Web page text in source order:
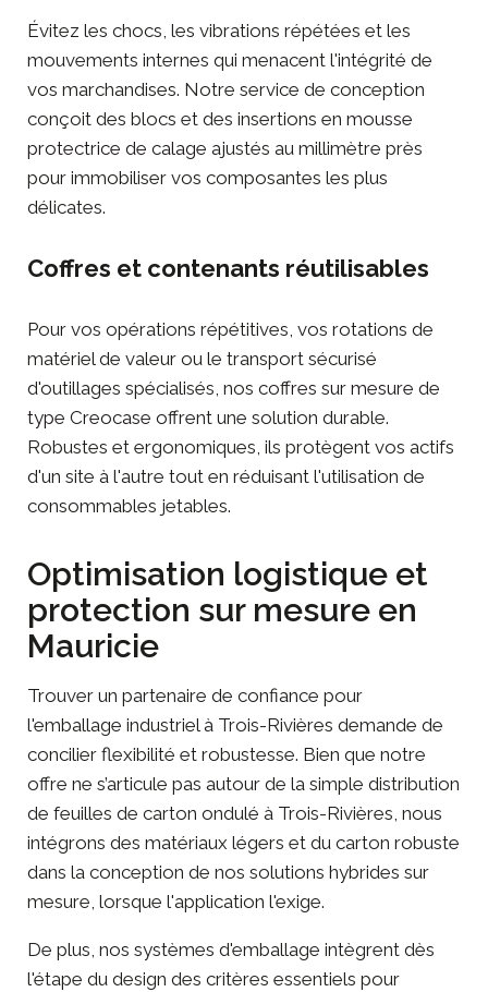
Évitez les chocs, les vibrations répétées et les
mouvements internes qui menacent l'intégrité de
vos marchandises. Notre service de conception
conçoit des blocs et des insertions en mousse
protectrice de calage ajustés au millimètre près
pour immobiliser vos composantes les plus
délicates.
Coffres et contenants réutilisables
Pour vos opérations répétitives, vos rotations de
matériel de valeur ou le transport sécurisé
d'outillages spécialisés, nos coffres sur mesure de
type Creocase offrent une solution durable.
Robustes et ergonomiques, ils protègent vos actifs
d'un site à l'autre tout en réduisant l'utilisation de
consommables jetables.
Optimisation logistique et
protection sur mesure en
Mauricie
Trouver un partenaire de confiance pour
l'emballage industriel à Trois-Rivières demande de
concilier flexibilité et robustesse. Bien que notre
offre ne s’articule pas autour de la simple distribution
de feuilles de carton ondulé à Trois-Rivières, nous
intégrons des matériaux légers et du carton robuste
dans la conception de nos solutions hybrides sur
mesure, lorsque l'application l'exige.
De plus, nos systèmes d'emballage intègrent dès
l'étape du design des critères essentiels pour